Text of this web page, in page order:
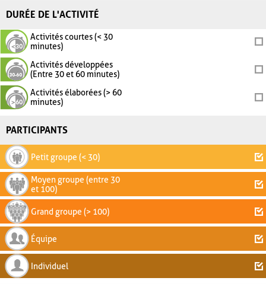
DURÉE DE L'ACTIVITÉ
Activités courtes (< 30
minutes)
Activités développées
(Entre 30 et 60 minutes)
Activités élaborées (> 60
minutes)
PARTICIPANTS
Petit groupe (< 30)
Moyen groupe (entre 30
et 100)
Grand groupe (> 100)
Équipe
Individuel